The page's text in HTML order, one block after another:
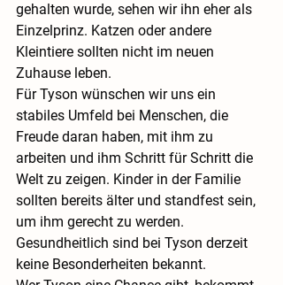
gehalten wurde, sehen wir ihn eher als
Einzelprinz. Katzen oder andere
Kleintiere sollten nicht im neuen
Zuhause leben.
Für Tyson wünschen wir uns ein
stabiles Umfeld bei Menschen, die
Freude daran haben, mit ihm zu
arbeiten und ihm Schritt für Schritt die
Welt zu zeigen. Kinder in der Familie
sollten bereits älter und standfest sein,
um ihm gerecht zu werden.
Gesundheitlich sind bei Tyson derzeit
keine Besonderheiten bekannt.